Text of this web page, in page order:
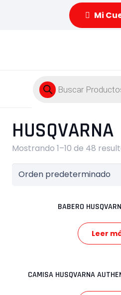
Mi
Búsqueda
de
productos
HUSQVARNA
Mostrando 1–10 de 48
BABERO
Leer
CAMISA HUSQVARNA